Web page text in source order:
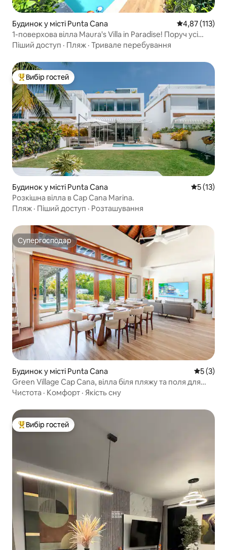
Будинок у місті Punta Cana Середня
4,87 (113)
1-поверхова вілла Maura's Villa in Paradise! Поруч усі
розваги
Піший доступ · Пляж · Тривале перебування
Топ вибір гостей
Вибір гостей
Будинок у місті Punta Cana Середня
5 (13)
Розкішна вілла в Cap Cana Marina.
Пляж · Піший доступ · Розташування
Супергосподар
Супергосподар
Будинок у місті Punta Cana Середня
5 (3)
Green Village Cap Cana, вілла біля пляжу та поля для
гольфу
Чистота · Комфорт · Якість сну
Топ вибір гостей
Вибір гостей